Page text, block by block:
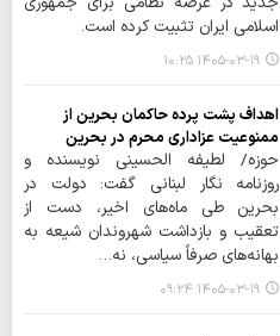
اسلامی ایران تثبیت کرده است.
۱۴۰۵-۰۳-۱۹ ۱۰:۲۵
اهداف پشت پرده حاکمان بحرین از
ممنوعیت عزاداری محرم در بحرین
حوزه/ لطیفه الحسینی نویسنده و
روزنامه نگار لبنانی گفت: دولت در
بحرین طی ماه‌های اخیر، دست از
تعقیب و بازداشت شهروندان شیعه به
بهانه‌های صرفاً سیاسی، نه…
۱۴۰۵-۰۳-۱۹ ۰۹:۲۴